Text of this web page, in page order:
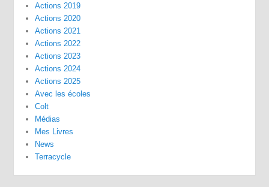
Actions 2019
Actions 2020
Actions 2021
Actions 2022
Actions 2023
Actions 2024
Actions 2025
Avec les écoles
Colt
Médias
Mes Livres
News
Terracycle